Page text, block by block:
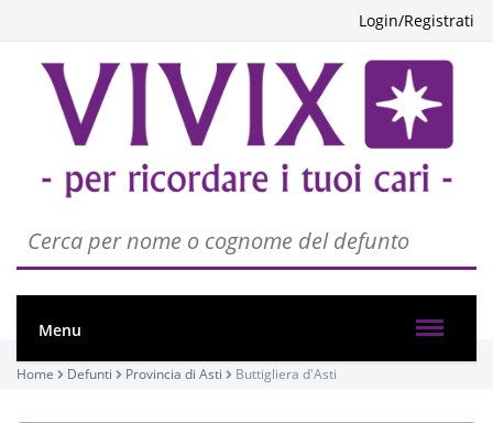
Login/Registrati
Menu
Home Defunti Provincia di Asti Buttigliera d'Asti